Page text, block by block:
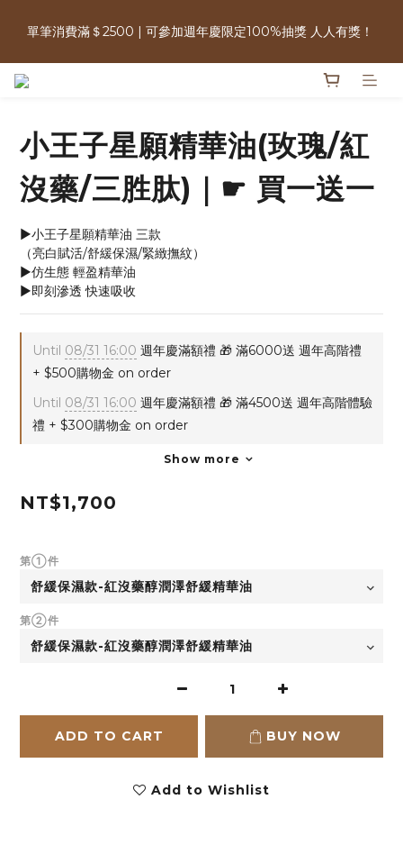
素牙膏・植泌系列最低只要＄1980
單筆消費滿＄2500 | 可參加週年慶限定100%抽獎 人人有獎！
週年慶限定｜購買指定商品3件＄2000・植萃洗沐三件$999送酵
小王子星願精華油(玫瑰/紅
沒藥/三胜肽)｜☛ 買一送一
▶︎小王子星願精華油 三款
（亮白賦活/舒緩保濕/緊緻撫紋）
▶︎仿生態 輕盈精華油
▶︎即刻滲透 快速吸收
Until 08/31 16:00 週年慶滿額禮 🎁 滿6000送 週年高階禮
+ $500購物金 on order
Until 08/31 16:00 週年慶滿額禮 🎁 滿4500送 週年高階體驗
禮 + $300購物金 on order
Show more
NT$1,700
第①件
第②件
ADD TO CART BUY NOW
Add to Wishlist